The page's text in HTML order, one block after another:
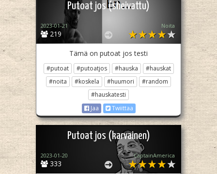
Putoat jos (sheivattu)
219
2023-01-21 Noita
Tämä on putoat jos testi
#putoat #putoatjos #hauska
#hauskat
#noita
#koskela #huumori
#random
#hauskatesti
Jaa
Twiittaa
Putoat jos (karvainen)
333
2023-01-20 CaptainAmerica